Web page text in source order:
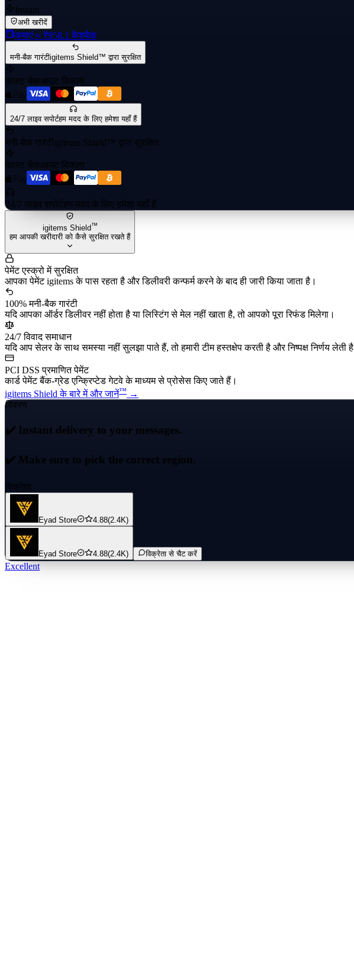
Instant
अभी खरीदें
कमाएं ≈ ₹958.1 कैशबैक
मनी-बैक गारंटीigitems Shield™ द्वारा सुरक्षित
फास्ट चेकआउट विकल्प
24/7 लाइव सपोर्टहम मदद के लिए हमेशा यहाँ हैं
मनी-बैक गारंटी igitems Shield™ द्वारा सुरक्षित
फास्ट चेकआउट विकल्प
24/7 लाइव सपोर्टहम मदद के लिए हमेशा यहाँ हैं
igitems Shield™
हम आपकी खरीदारी को कैसे सुरक्षित रखते हैं
पेमेंट एस्क्रो में सुरक्षित
आपका पेमेंट igitems के पास रहता है और डिलीवरी कन्फर्म करने के बाद ही जारी किया जाता है।
100% मनी-बैक गारंटी
यदि आपका ऑर्डर डिलीवर नहीं होता है या लिस्टिंग से मेल नहीं खाता है, तो आपको पूरा रिफंड मिलेगा।
24/7 विवाद समाधान
यदि आप सेलर के साथ समस्या नहीं सुलझा पाते हैं, तो हमारी टीम हस्तक्षेप करती है और निष्पक्ष निर्णय लेती
PCI DSS प्रमाणित पेमेंट
कार्ड पेमेंट बैंक-ग्रेड एन्क्रिप्टेड गेटवे के माध्यम से प्रोसेस किए जाते हैं।
igitems Shield के बारे में और जानें™ →
विवरण
✔️ Instant delivery to your messages.
✔️ Make sure to pick the correct region.
विक्रेता
Eyad Store 4.88(2.4K)
Eyad Store 4.88(2.4K) विक्रेता से चैट करें
Excellent